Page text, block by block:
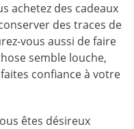
achetez des cadeaux
des traces de
vous aussi de faire
semble louche,
confiance à votre
êtes désireux